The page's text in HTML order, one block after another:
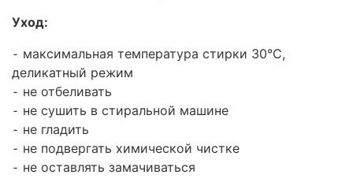
Уход:
⁃ максимальная температура стирки 30°C,
деликатный режим
⁃ не отбеливать
⁃ не сушить в стиральной машине
⁃ не гладить
⁃ не подвергать химической чистке
⁃ не оставлять замачиваться